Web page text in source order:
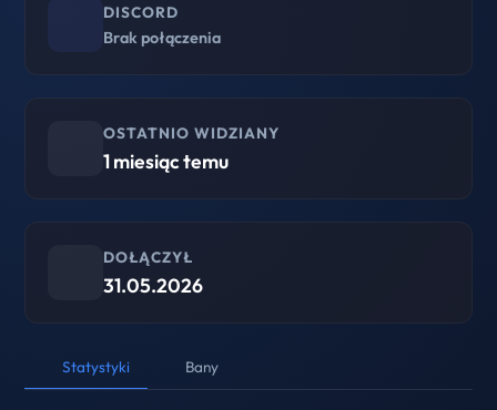
DISCORD
Brak połączenia
OSTATNIO WIDZIANY
1 miesiąc temu
DOŁĄCZYŁ
31.05.2026
Statystyki Bany